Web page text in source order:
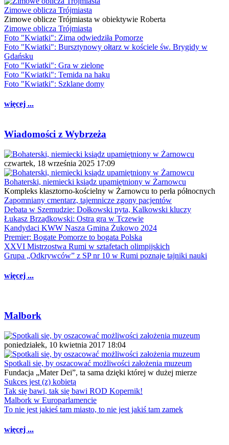
Zimowe oblicza Trójmiasta
Zimowe oblicze Trójmiasta w obiektywie Roberta
Zimowe oblicza Trójmiasta
Foto "Kwiatki": Zima odwiedziła Pomorze
Foto "Kwiatki": Bursztynowy ołtarz w kościele św. Brygidy w
Gdańsku
Foto "Kwiatki": Gra w zielone
Foto "Kwiatki": Temida na haku
Foto "Kwiatki": Szklane domy
więcej ...
Wiadomości z Wybrzeża
czwartek, 18 września 2025 17:09
Bohaterski, niemiecki ksiądz upamiętniony w Żarnowcu
Kompleks klasztorno-kościelny w Żarnowcu to perła północnych
Zapomniany cmentarz, tajemnicze zgony pacjentów
Debata w Szemudzie: Dołkowski pyta, Kalkowski kluczy
Łukasz Brządkowski: Ostra gra w Tczewie
Kandydaci KWW Nasza Gmina Żukowo 2024
Premier: Bogate Pomorze to bogata Polska
XXVI Mistrzostwa Rumi w sztafetach olimpijskich
Grupa „Odkrywców” z SP nr 10 w Rumi poznaje tajniki nauki
więcej ...
Malbork
poniedziałek, 10 kwietnia 2017 18:04
Spotkali się, by oszacować możliwości założenia muzeum
Fundacja „Mater Dei”, ta sama dzięki której w dużej mierze
Sukces jest (z) kobietą
Tak się bawi, tak się bawi ROD Kopernik!
Malbork w Europarlamencie
To nie jest jakieś tam miasto, to nie jest jakiś tam zamek
więcej ...